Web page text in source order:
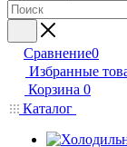
Сравнение0
Избранные
Корзина 0
Каталог